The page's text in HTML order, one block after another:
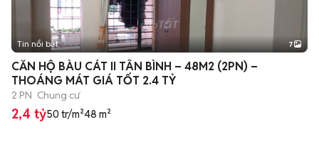
+2
Tin nổi bật 7
CĂN HỘ BÀU CÁT II TÂN BÌNH – 48M2 (2PN) –
THOÁNG MÁT GIÁ TỐT 2.4 TỶ
2 PN Chung cư
2,4 tỷ50 tr/m²48 m²